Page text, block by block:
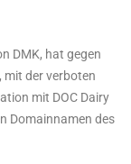
DMK, hat gegen
mit der verboten
mit DOC Dairy
Domainnamen des